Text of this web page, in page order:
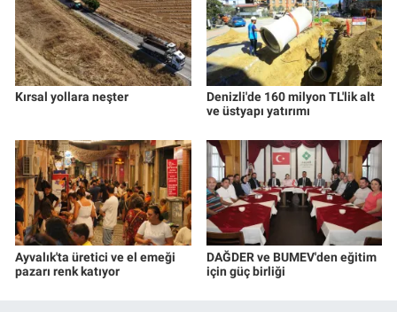
Kırsal yollara neşter
Denizli'de 160 milyon TL'lik alt
ve üstyapı yatırımı
Ayvalık'ta üretici ve el emeği
pazarı renk katıyor
DAĞDER ve BUMEV'den eğitim
için güç birliği